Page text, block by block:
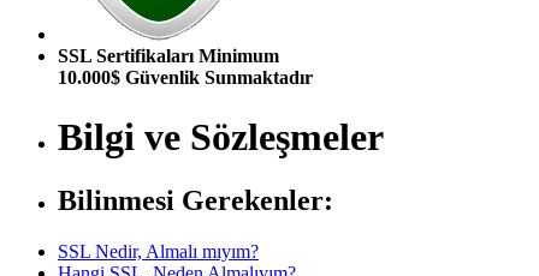
SSL Sertifikaları Minimum
10.000$ Güvenlik Sunmaktadır
Bilgi ve Sözleşmeler
Bilinmesi Gerekenler:
SSL Nedir, Almalı mıyım?